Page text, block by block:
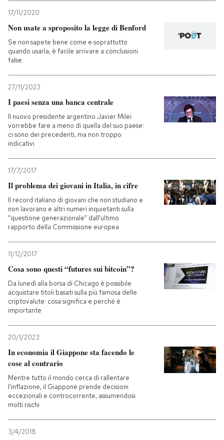
17/11/2020
Non usate a sproposito la legge di Benford
Se non sapete bene come e soprattutto
quando usarla, è facile arrivare a conclusioni
false.
27/11/2023
I paesi senza una banca centrale
Il nuovo presidente argentino Javier Milei
vorrebbe fare a meno di quella del suo paese:
ci sono dei precedenti, ma non troppo
indicativi
17/7/2017
Il problema dei giovani in Italia, in cifre
Il record italiano di giovani che non studiano e
non lavorano e altri numeri inquietanti sulla
"questione generazionale" dall'ultimo
rapporto della Commissione europea
11/12/2017
Cosa sono questi “futures sui bitcoin”?
Da lunedì alla borsa di Chicago è possibile
acquistare titoli basati sulla più famosa delle
criptovalute: cosa significa e perché è
importante
20/1/2023
In economia il Giappone sta facendo le
cose al contrario
Mentre tutto il mondo cerca di rallentare
l'inflazione, il Giappone prende decisioni
eccezionali e controcorrente, assumendosi
molti rischi
3/4/2018